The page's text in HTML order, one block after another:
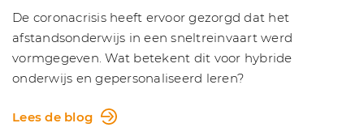
De coronacrisis heeft ervoor gezorgd dat het
afstandsonderwijs in een sneltreinvaart werd
vormgegeven. Wat betekent dit voor hybride
onderwijs en gepersonaliseerd leren?
Lees de blog